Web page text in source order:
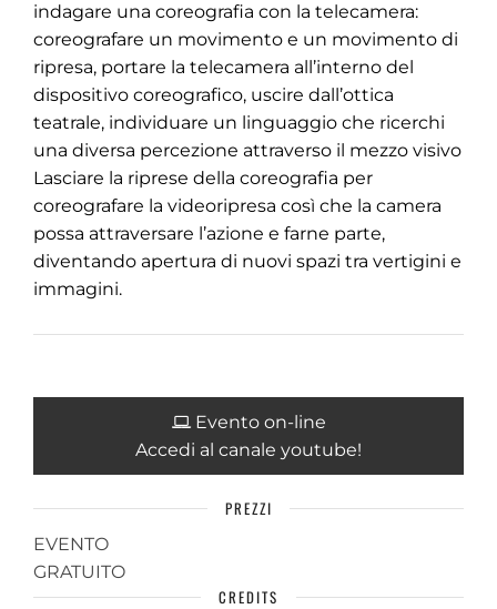
indagare una coreografia con la telecamera:
coreografare un movimento e un movimento di
ripresa, portare la telecamera all’interno del
dispositivo coreografico, uscire dall’ottica
teatrale, individuare un linguaggio che ricerchi
una diversa percezione attraverso il mezzo visivo
Lasciare la riprese della coreografia per
coreografare la videoripresa così che la camera
possa attraversare l’azione e farne parte,
diventando apertura di nuovi spazi tra vertigini e
immagini.
Evento on-line
Accedi al canale youtube!
PREZZI
EVENTO
GRATUITO
CREDITS